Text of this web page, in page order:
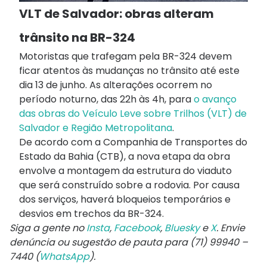
VLT de Salvador: obras alteram
trânsito na BR-324
Motoristas que trafegam pela BR-324 devem
ficar atentos às mudanças no trânsito até este
dia 13 de junho. As alterações ocorrem no
período noturno, das 22h às 4h, parao avanço
das obras do Veículo Leve sobre Trilhos (VLT) de
Salvador e Região Metropolitana.
De acordo com a Companhia de Transportes do
Estado da Bahia (CTB), a nova etapa da obra
envolve a montagem da estrutura do viaduto
que será construído sobre a rodovia. Por causa
dos serviços, haverá bloqueios temporários e
desvios em trechos da BR-324.
Siga a gente noInsta, Facebook, BlueskyeX. Envie
denúncia ou sugestão de pauta para (71) 99940 –
7440 (WhatsApp).